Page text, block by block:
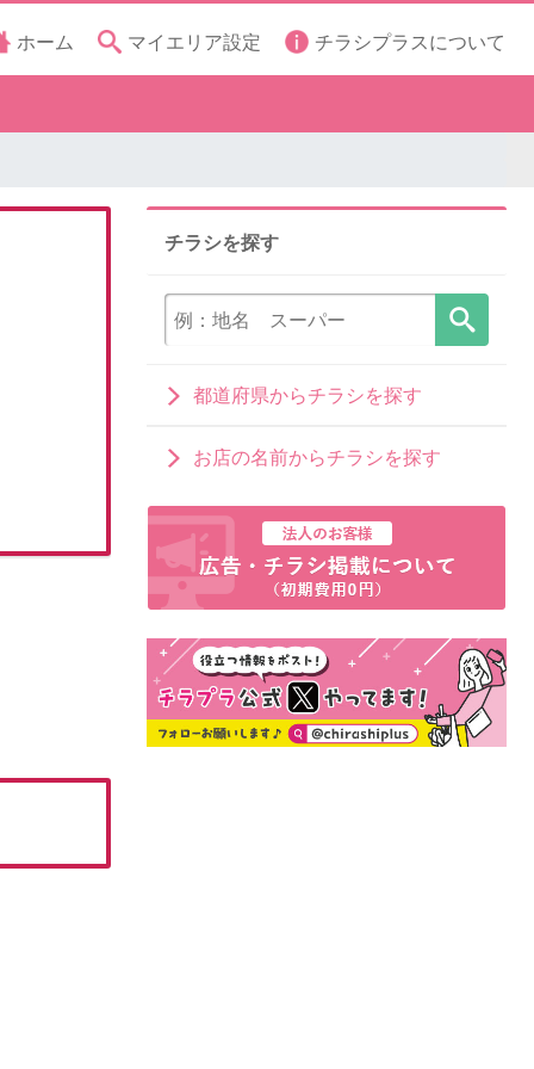
ホーム マイエリア設定 チラシプラスについて
チラシを探す
都道府県からチラシを探す
お店の名前からチラシを探す